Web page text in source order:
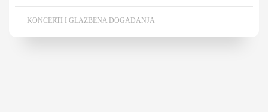
KONCERTI I GLAZBENA DOGAĐANJA